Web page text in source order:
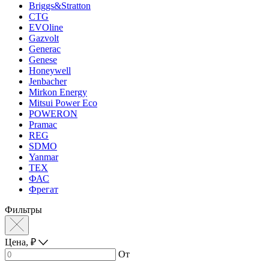
Briggs&Stratton
CTG
EVOline
Gazvolt
Generac
Genese
Honeywell
Jenbacher
Mirkon Energy
Mitsui Power Eco
POWERON
Pramac
REG
SDMO
Yanmar
ТЕХ
ФАС
Фрегат
Фильтры
Цена, ₽
От